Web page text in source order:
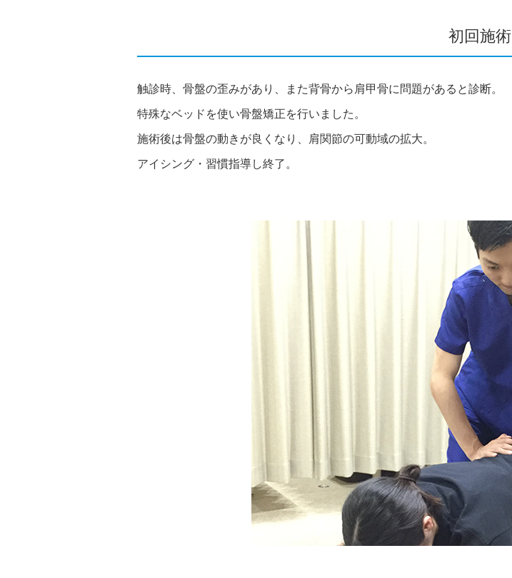
初回施術
触診時、骨盤の歪みがあり、また背骨から肩甲骨に問題があると診断。
特殊なベッドを使い骨盤矯正を行いました。
施術後は骨盤の動きが良くなり、肩関節の可動域の拡大。
アイシング・習慣指導し終了。